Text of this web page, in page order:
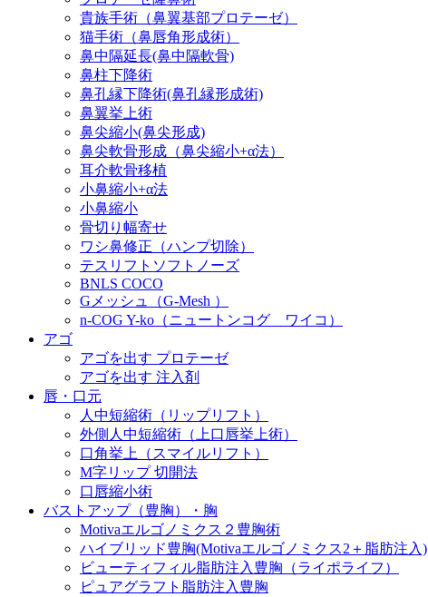
貴族手術（鼻翼基部プロテーゼ）
猫手術（鼻唇角形成術）
鼻中隔延長(鼻中隔軟骨)
鼻柱下降術
鼻孔縁下降術(鼻孔縁形成術)
鼻翼挙上術
鼻尖縮小(鼻尖形成)
鼻尖軟骨形成（鼻尖縮小+α法）
耳介軟骨移植
小鼻縮小+α法
小鼻縮小
骨切り幅寄せ
ワシ鼻修正（ハンプ切除）
テスリフトソフトノーズ
BNLS COCO
Gメッシュ（G-Mesh ）
n-COG Y-ko（ニュートンコグ ワイコ）
アゴ
アゴを出す プロテーゼ
アゴを出す 注入剤
唇・口元
人中短縮術（リップリフト）
外側人中短縮術（上口唇挙上術）
口角挙上（スマイルリフト）
M字リップ 切開法
口唇縮小術
バストアップ（豊胸）・胸
Motivaエルゴノミクス２豊胸術
ハイブリッド豊胸(Motivaエルゴノミクス2＋脂肪注入)
ビューティフィル脂肪注入豊胸（ライポライフ）
ピュアグラフト脂肪注入豊胸